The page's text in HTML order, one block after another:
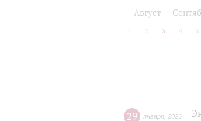
Август
2 3 4 5
29 января 2026